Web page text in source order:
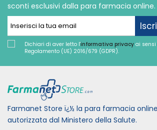
sconti esclusivi dalla para farmacia online.
Dichiari di aver letto l'informativa privacy ai sensi
Regolamento (UE) 2016/679 (GDPR).
Farmanet Store ï¿½ la para farmacia
autorizzata dal Ministero della Salute.